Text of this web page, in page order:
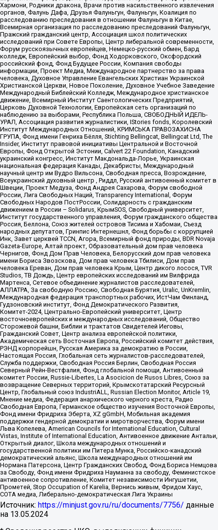
Хармони, Родники дракона, Врачи против насильственного извлечения
органов, Фалунь Дафа, Друзья Фалуньгун, Фалуньгун, Коалиция по
расследованию преследования в отношении Фалуньгун в Китае,
Всемирная организация по расследованию преследований Фалуньгун,
Пражский гражданский центр, Ассоциация школ политических
исследований при Совете Европы, Центр либеральной современности,
Форум русскоязычных европейцев, Немецко-русский обмен, Бард
колледж, Европейский выбор, Фонд Ходорковского, Оксфордский
российский фонд, Фонд Будущее России, Компания свободы
информации, Проект Медиа, Международное партнерство за права
человека, Духовное Управление Евангельских Христиан Украинской
Христианской Церкви, Новое Поколение, Духовное Учебное Заведение
Международный Библейский Колледж, Международное христианское
движение, Всемирный Институт Саентологических Предприятий,
Церковь Духовной Технологии, Европейская сеть организаций по
наблюдению за выборами, Республика Польша, СВОБОДНЫЙ ИДЕЛЬ-
УРАЛ, Ассоциация развития журналистики, IStories fonds, Королевский
Институт Международных Отношений, КРИМСЬКА ПРАВОЗАХИСНА
ГРУПА, Фонд имени Генриха Бёлля, Stichting Bellingcat, Bellingcat Ltd, The
Insider, Институт правовой инициативы Центральной и Восточной
Европы, Фонд Открытой Эстонии, Calvert 22 Foundation, Канадский
украинский конгресс, Институт Макдональда-Лорье, Украинская
национальная федерация Канады, Декабристы, Международный
научный центр им Вудро Вильсона, Свободная пресса, Возрождение,
Всеукраинский духовный центр , Риддл, Русский антивоенный комитет в
Швеции, Проект Медуза, Фонд Андрея Сахарова, Форум свободной
России, Лига Свободных Наций, Transparеncy International, Форум
Свободных Народов ПостРоссии, Солидарность с гражданским
движением в России – Solidarus, КрымSOS, Свободный университет,
Институт государственного управления, Форум гражданского общества
Россия, Беллона, Союз жителей островов Тисима и Хабомаи, Съезд
народных депутатов, Гринпис Интернешнл, Фонд борьбы с коррупцией
Инк, Завет церквей TCCN, Агора, Всемирный фонд природы, BDR Novaja
Gazeta-Europe, Алтай проект, Образовательный дом прав человека
Чернигов, Фонд Дом Прав Человека, Белорусский дом прав человека
имени Бориса Звозскова, Дом прав человека Тбилиси, Дом прав
человека Ереван, Дом прав человека Крым, Центр дикого лосося, TVR
Studios, ТВ Дождь, Центр европейских исследований им Вилфрида
Мартенса, Сетевое объединение журналистов расследователей,
АЛЛАТРА, За свободную Россию, Свободная Бурятия, Uralic, UnKremlin,
Международная федерация транспортных рабочих, ИстЧам Финланд,
Гудзоновский институт, Фонд Демократического Развития,
Комитет-2024, Центрально-Европейский университет, Центр
восточноевропейских и международных исследований, Общество
Сторожевой башни, Библии и трактатов Свидетелей Иеговы,
Гражданский Совет, Центр анализа европейской политики,
Академическая сеть Восточная Европа, Российский комитет действия,
РЭНД корпорейшн, Русская Америка за демократию в России,
Настоящая Россия, Глобальная сеть журналистов-расследователей,
Служба поддержки, Свободная Россия Берлин, Свободная Россия
Северный Рейн-Вестфалия, Фонд глобальной помощи, Антивоенный
комитет России, Russie-Libertes, La Asocicion de Rusos Libres, Союз за
возвращение Северных территорий, Крымскотатарский Ресурсный
Центр, Глобальный союз IndustriALL, Russian Election Monitor, Article 19,
Мнение медиа, Федерация анархического черного креста, Радио
Свободная Европа, Германское общество изучения Восточной Европы,
Фонд имени Фридриха Эберта, XZ gGmbH, Мобильная академия
поддержки гендерной демократии и миротворчества, Форум имени
Льва Копелева, American Councils for International Education, Cultural
Vistas, Institute of International Education, Антивоенное движение Антальи,
Открытый диалог, Школа международных отношений и
государственной политики им Питера Мунка, Российско-канадский
демократический альянс, Школа международных отношений им
Нормана Патерсона, Центр Гражданских Свобод, Фонд Бориса Немцова
за Свободу, Фонд имени Фридриха Науманна за свободу, Феминистское
антивоенное сопротивление, Комитет независимости Ингушетии,
Прометей, Stop Occupation of Karelia, Вернись живым, Фридом Хаус,
СОТА медиа, Либерально-демократическая Лига Украины
Источник: https://minjust.gov.ru/ru/documents/7756/ данные
на 13.05.2024